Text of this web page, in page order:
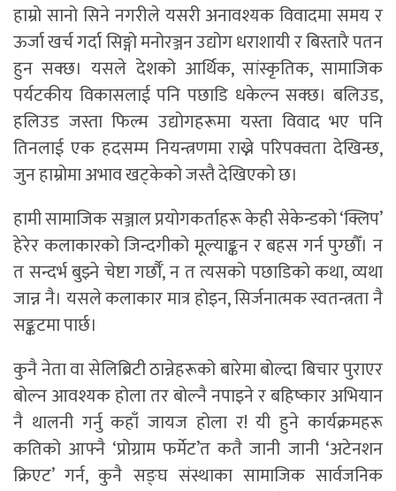
हाम्रो सानो सिने नगरीले यसरी अनावश्यक विवादमा समय र
ऊर्जा खर्च गर्दा सिङ्गो मनोरञ्जन उद्योग धराशायी र बिस्तारै पतन
हुन सक्छ। यसले देशको आर्थिक, सांस्कृतिक, सामाजिक
पर्यटकीय विकासलाई पनि पछाडि धकेल्न सक्छ। बलिउड,
हलिउड जस्ता फिल्म उद्योगहरूमा यस्ता विवाद भए पनि
तिनलाई एक हदसम्म नियन्त्रणमा राख्ने परिपक्वता देखिन्छ,
जुन हाम्रोमा अभाव खट्केको जस्तै देखिएको छ।
हामी सामाजिक सञ्जाल प्रयोगकर्ताहरू केही सेकेन्डको ‘क्लिप’
हेरेर कलाकारको जिन्दगीको मूल्याङ्कन र बहस गर्न पुग्छौँ। न
त सन्दर्भ बुझ्ने चेष्टा गर्छौँ, न त त्यसको पछाडिको कथा, व्यथा
जान्न नै। यसले कलाकार मात्र होइन, सिर्जनात्मक स्वतन्त्रता नै
सङ्कटमा पार्छ।
कुनै नेता वा सेलिब्रिटी ठान्नेहरूको बारेमा बोल्दा बिचार पुराएर
बोल्न आवश्यक होला तर बोल्नै नपाइने र बहिष्कार अभियान
नै थालनी गर्नु कहाँ जायज होला र! यी हुने कार्यक्रमहरू
कतिको आफ्नै ‘प्रोग्राम फर्मेट’त कतै जानी जानी ‘अटेनशन
क्रिएट’ गर्न, कुनै सङ्घ संस्थाका सामाजिक सार्वजनिक